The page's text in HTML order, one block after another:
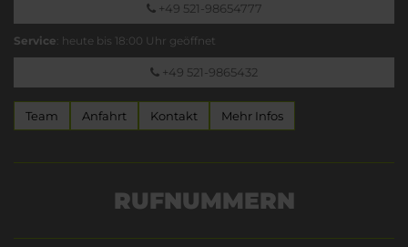
+49 521-98654777
Service: heute bis 18:00 Uhr geöffnet
+49 521-9865432
Team Anfahrt Kontakt Mehr Infos
RUFNUMMERN